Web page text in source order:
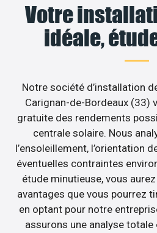
Votre
idéale,
Notre société d’installation
Carignan-de-Bordeaux (33)
gratuite des rendements
centrale solaire. Nous
l’ensoleillement, l’orientation
éventuelles contraintes
étude minutieuse, vous
avantages que vous pourrez
en optant pour notre
assurons une analyse